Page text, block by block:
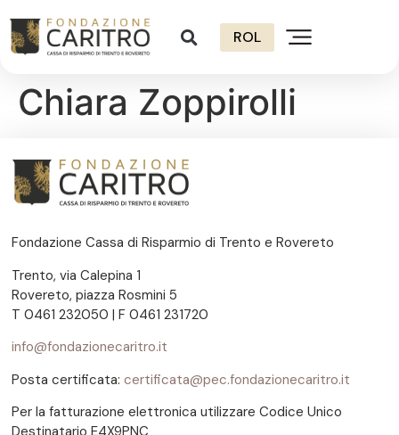
ROL
Chiara Zoppirolli
Fondazione Cassa di Risparmio di Trento e Rovereto
Trento, via Calepina 1
Rovereto, piazza Rosmini 5
T 0461 232050 | F 0461 231720
info@fondazionecaritro.it
Posta certificata: certificata@pec.fondazionecaritro.it
Per la fatturazione elettronica utilizzare Codice Unico
Destinatario E4X9PNC